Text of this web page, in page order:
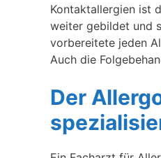
Kontaktallergien ist
weiter gebildet und
vorbereitete jeden
Auch die
Der